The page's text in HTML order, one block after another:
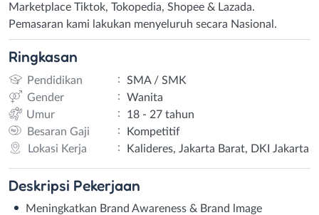
Marketplace Tiktok, Tokopedia, Shopee & Lazada.
Pemasaran kami lakukan menyeluruh secara Nasional.
Ringkasan
Pendidikan :
SMA / SMK
Gender
:
Wanita
Umur
:
18 - 27 tahun
Besaran Gaji
:
Kompetitif
Lokasi Kerja
: Kalideres, Jakarta Barat, DKI Jakarta
Deskripsi Pekerjaan
Meningkatkan Brand Awareness & Brand lmage